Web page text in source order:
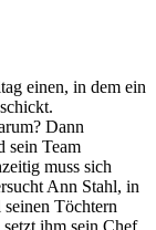
einen, in dem ein
Dann
sein Team
muss sich
Ann Stahl, in
Töchtern
ihm sein Chef